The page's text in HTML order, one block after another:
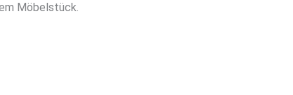
Möbelstück.